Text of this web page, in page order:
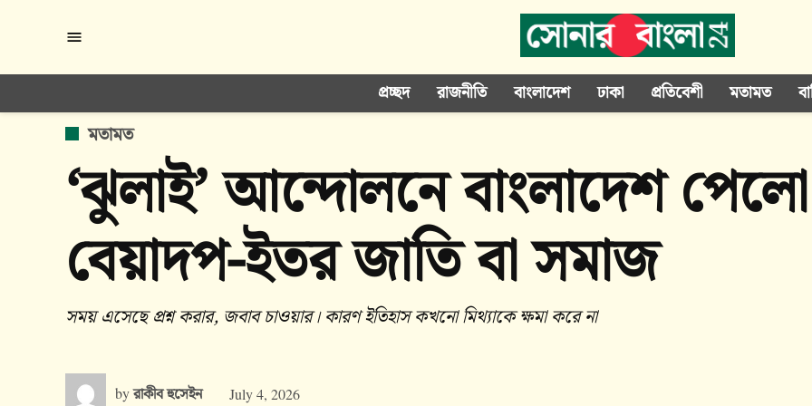
content
প্রচ্ছদ রাজনীতি বাংলাদেশ ঢাকা প্রতিবেশী মতামত
POSTED
মতামত
‘ঝুলাই’ আন্দোলনে বাংলাদেশ
বেয়াদপ-ইতর জাতি বা সমাজ
সময় এসেছে প্রশ্ন করার, জবাব চাওয়ার। কারণ ইতিহাস কখনো মিথ্যাকে ক্ষমা করে না
byরাকীব হুসেইন July 4, 2026